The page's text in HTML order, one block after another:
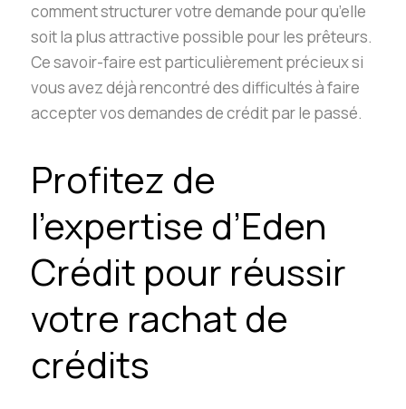
comment structurer votre demande pour qu’elle
soit la plus attractive possible pour les prêteurs.
Ce savoir-faire est particulièrement précieux si
vous avez déjà rencontré des difficultés à faire
accepter vos demandes de crédit par le passé.
Profitez de
l’expertise d’Eden
Crédit pour réussir
votre rachat de
crédits